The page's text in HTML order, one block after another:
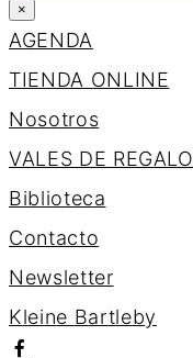
×
AGENDA
TIENDA ONLINE
Nosotros
VALES DE REGALO
Biblioteca
Contacto
Newsletter
Kleine Bartleby